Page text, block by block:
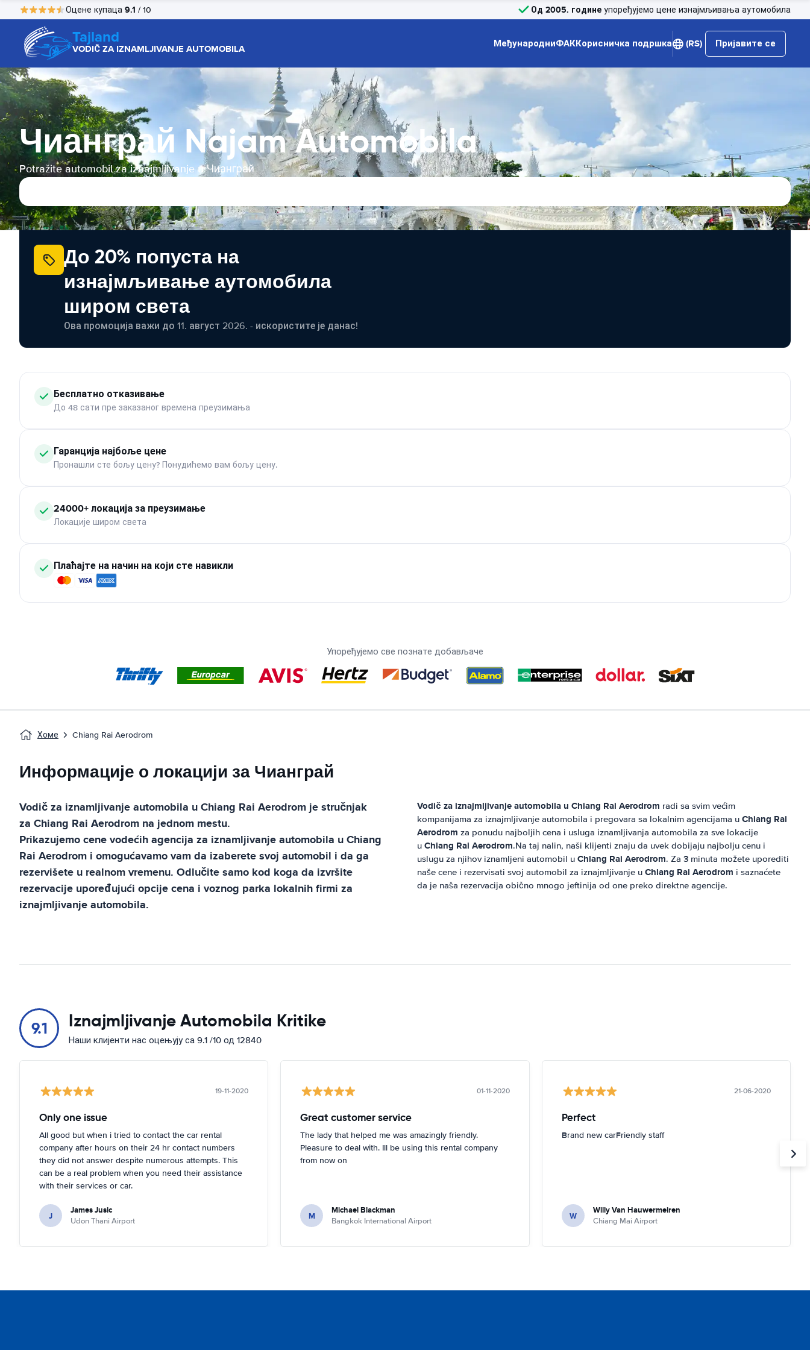
Оцене купаца 9.1 / 10 Од 2005. године упоређујемо цене изнајмљивања аутомобила
Tajland
VODIČ ZA IZNAMLJIVANJE AUTOMOBILA МеђународниФАККорисничка подршка (RS) Пријавите се
Чианграй Najam Automobila
Potražite automobil za iznajmljivanje u Чианграй
До 20% попуста на
изнајмљивање аутомобила
широм света
Ова промоција важи до 11. август 2026. - искористите је данас!
Бесплатно отказивање
До 48 сати пре заказаног времена преузимања
Гаранција најбоље цене
Пронашли сте бољу цену? Понудићемо вам бољу цену.
24000+ локација за преузимање
Локације широм света
Плаћајте на начин на који сте навикли
Упоређујемо све познате добављаче
Хоме Chiang Rai Aerodrom
Информације о локацији за Чианграй
Vodič za iznamljivanje automobila uChiang Rai Aerodrom je stručnjak
za Chiang Rai Aerodrom na jednom mestu.
Prikazujemo cene vodećih agencija za iznamljivanje automobila uChiang
Rai Aerodrom i omogućavamo vam da izaberete svoj automobil i da ga
rezervišete u realnom vremenu. Odlučite samo kod koga da izvršite
rezervacije upoređujući opcije cena i voznog parka lokalnih firmi za
iznajmljivanje automobila.
Vodič za iznajmljivanje automobila u Chiang Rai Aerodrom radi sa svim većim
kompanijama za iznajmljivanje automobila i pregovara sa lokalnim agencijama u Chiang Rai
Aerodrom za ponudu najboljih cena i usluga iznamljivanja automobila za sve lokacije
u Chiang Rai Aerodrom.Na taj nalin, naši klijenti znaju da uvek dobijaju najbolju cenu i
uslugu za njihov iznamljeni automobil u Chiang Rai Aerodrom. Za 3 minuta možete uporediti
naše cene i rezervisati svoj automobil za iznajmljivanje u Chiang Rai Aerodrom i saznaćete
da je naša rezervacija obično mnogo jeftinija od one preko direktne agencije.
9.1 Iznajmljivanje Automobila Kritike
Наши клијенти нас оцењују са 9.1 /10 од 12840
19-11-2020
Only one issue
All good but when i tried to contact the car rental
company after hours on their 24 hr contact numbers
they did not answer despite numerous attempts. This
can be a real problem when you need their assistance
with their services or car.
J James Jusic
Udon Thani Airport
01-11-2020
Great customer service
The lady that helped me was amazingly friendly.
Pleasure to deal with. Ill be using this rental company
from now on
M Michael Blackman
Bangkok International Airport
21-06-2020
Perfect
Brand new carFriendly staff
W Willy Van Hauwermeiren
Chiang Mai Airport